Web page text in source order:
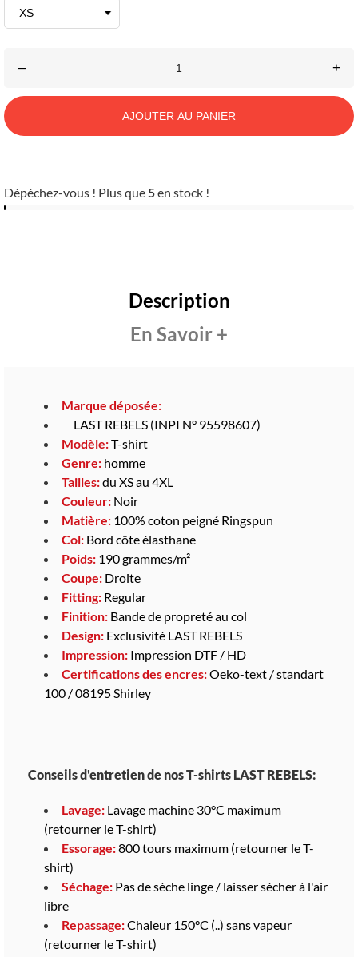
– +
AJOUTER AU PANIER
Dépéchez-vous ! Plus que 5en stock !
Description
En Savoir +
Marque déposée:
LAST REBELS (INPI N° 95598607)
Modèle:T-shirt
Genre: homme
Tailles:du XS au 4XL
Couleur: Noir
Matière: 100% coton peigné Ringspun
Col: Bord côte élasthane
Poids: 190 grammes/m²
Coupe: Droite
Fitting: Regular
Finition: Bande de propreté au col
Design: Exclusivité LAST REBELS
Impression: Impression DTF / HD
Certifications des encres:Oeko-text / standart
100 / 08195 Shirley
Conseils d'entretien de nos T-shirts LAST REBELS:
Lavage: Lavage machine 30°C maximum
(retourner le T-shirt)
Essorage:800 tours maximum (retourner le T-
shirt)
Séchage: Pas de sèche linge / laisser sécher à l'air
libre
Repassage:Chaleur 150°C (..) sans vapeur
(retourner le T-shirt)